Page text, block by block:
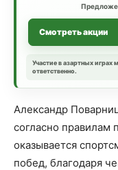
Смотреть акции
Участие в азартных
ответственно.
Александр
согласно правилам
оказывается
побед, благодаря